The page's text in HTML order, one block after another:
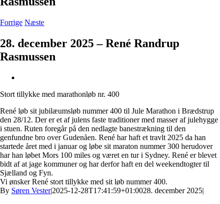
Forrige Næste
28. december 2025 – René Randrup
Rasmussen
billede
Stort tillykke med marathonløb nr. 400
René løb sit jubilæumsløb nummer 400 til Jule Marathon i Brædstrup
den 28/12. Der er et af julens faste traditioner med masser af julehygge
i stuen. Ruten foregår på den nedlagte banestrækning til den
genfundne bro over Gudenåen. René har haft et travlt 2025 da han
startede året med i januar og løbe sit maraton nummer 300 herudover
har han løbet Mors 100 miles og været en tur i Sydney. René er blevet
bidt af at jage kommuner og har derfor haft en del weekendtogter til
Sjælland og Fyn.
Vi ønsker René stort tillykke med sit løb nummer 400.
By Søren Vester|2025-12-28T17:41:59+01:0028. december 2025|